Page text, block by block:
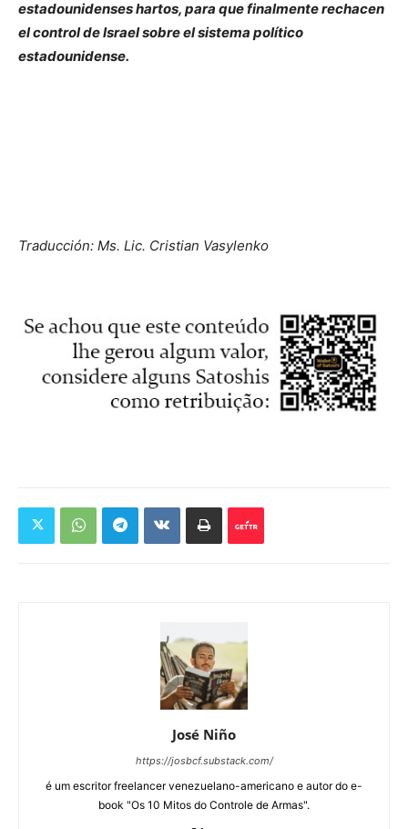
estadounidenses hartos, para que finalmente rechacen
el control de Israel sobre el sistema político
estadounidense.
Traducción: Ms. Lic. Cristian Vasylenko
José Niño
https://josbcf.substack.com/
é um escritor freelancer venezuelano-americano e autor do e-
book "Os 10 Mitos do Controle de Armas".